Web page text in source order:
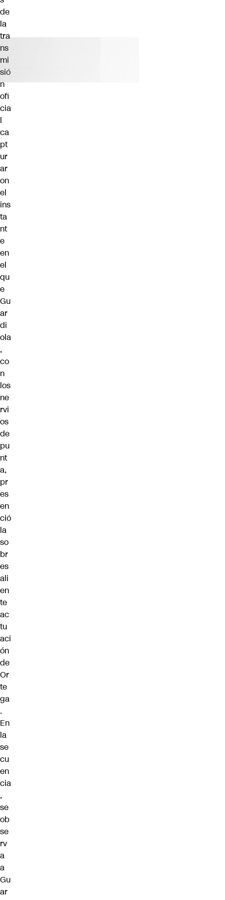
de
la
tra
ns
mi
sió
n
ofi
cia
l
ca
pt
ur
ar
on
el
ins
ta
nt
e
en
el
qu
e
Gu
ar
di
ola
,
co
n
los
ne
rvi
os
de
pu
nt
a,
pr
es
en
ció
la
so
br
es
ali
en
te
ac
tu
aci
ón
de
Or
te
ga
.
En
la
se
cu
en
cia
,
se
ob
se
rv
a
a
Gu
ar